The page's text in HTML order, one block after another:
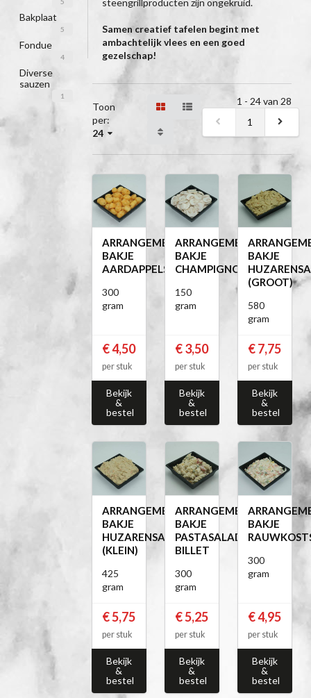
Bakplaat
5
Fondue
4
Diverse
sauzen
1
Samen creatief tafelen begint met
ambachtelijk vlees en een goed
gezelschap!
Toon
per:
24
1 - 24 van 28
1
ARRANGEMENT
BAKJE
AARDAPPELS
300
gram
€ 4,50
per stuk
Bekijk
&
bestel
ARRANGEMENT
BAKJE
CHAMPIGNONS
150
gram
€ 3,50
per stuk
Bekijk
&
bestel
BAKJE
(GROOT)
580
gram
€ 7,75
per stuk
Bekijk
&
bestel
ARRANGEMENT
BAKJE
HUZARENSALADE
(KLEIN)
425
gram
€ 5,75
per stuk
Bekijk
&
bestel
ARRANGEMENT
BAKJE
PASTASALADE
BILLET
300
gram
€ 5,25
per stuk
Bekijk
&
bestel
BAKJE
300
gram
€ 4,95
per stuk
Bekijk
&
bestel